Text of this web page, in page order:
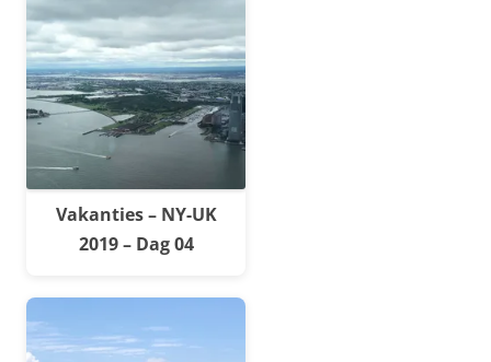
Vakanties – NY-UK
2019 – Dag 04